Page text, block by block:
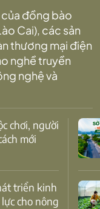
đồng bào
Cai), các sản
thương mại điện
nghề truyền
nghệ và
mới
cho nông